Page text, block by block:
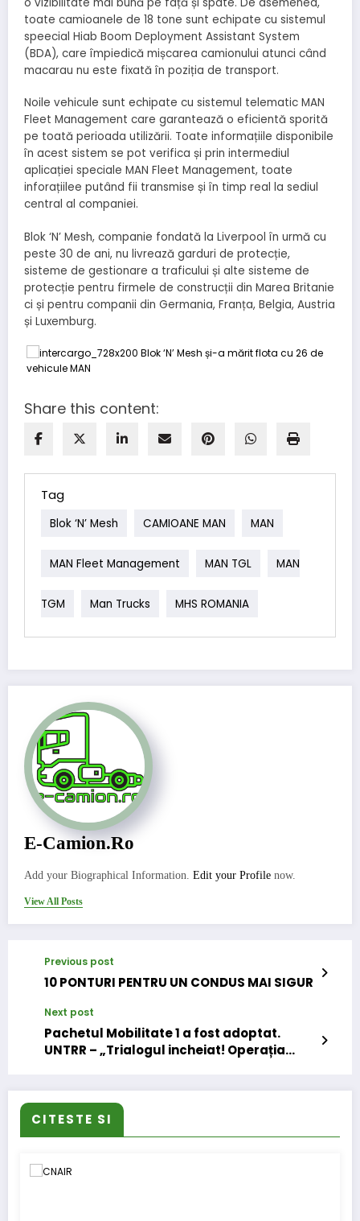
toate camioanele de 18 tone sunt echipate cu sistemul
speecial Hiab Boom Deployment Assistant System
(BDA), care împiedică mișcarea camionului atunci când
macarau nu este fixată în poziția de transport.
Noile vehicule sunt echipate cu sistemul telematic MAN
Fleet Management care garantează o eficientă sporită
pe toată perioada utilizării. Toate informațiile disponibile
în acest sistem se pot verifica și prin intermediul
aplicației speciale MAN Fleet Management, toate
inforațiilee putând fii transmise și în timp real la sediul
central al companiei.
Blok ‘N’ Mesh, companie fondată la Liverpool în urmă cu
peste 30 de ani, nu livrează garduri de protecție,
sisteme de gestionare a traficului și alte sisteme de
protecție pentru firmele de construcții din Marea Britanie
ci și pentru companii din Germania, Franța, Belgia, Austria
și Luxemburg.
Share this content:
Tag
Blok ‘N’ Mesh CAMIOANE MAN MAN
MAN Fleet Management MAN TGL MAN
TGM Man Trucks MHS ROMANIA
E-Camion.ro
Add your Biographical Information. Edit your Profile now.
View All Posts
Previous post
10 PONTURI PENTRU UN CONDUS MAI SIGUR
Next post
Pachetul Mobilitate 1 a fost adoptat.
UNTRR – „Trialogul incheiat! Operația
CITESTE SI